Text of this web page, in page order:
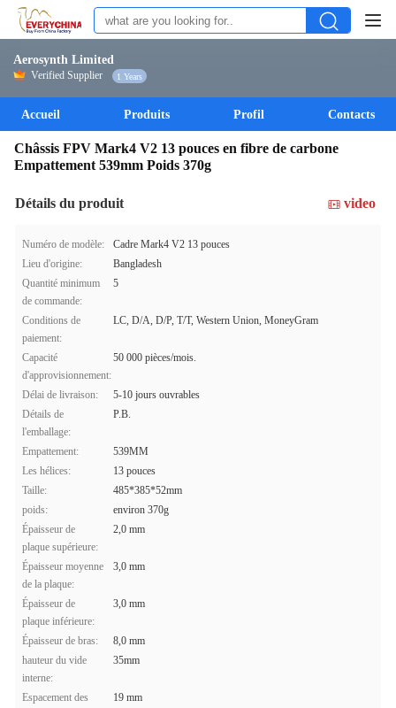
Aerosynth Limited
Verified Supplier 1 Years
Accueil Produits Profil Contacts
Châssis FPV Mark4 V2 13 pouces en fibre de carbone
Empattement 539mm Poids 370g
Détails du produit video
Numéro de modèle:
Cadre Mark4 V2 13 pouces
Lieu d'origine:
Bangladesh
Quantité minimum
de commande:
5
Conditions de
paiement:
LC, D/A, D/P, T/T, Western Union, MoneyGram
Capacité
d'approvisionnement:
50 000 pièces/mois.
Délai de livraison:
5-10 jours ouvrables
Détails de
l'emballage:
P.B.
Empattement:
539MM
Les hélices:
13 pouces
Taille:
485*385*52mm
poids:
environ 370g
Épaisseur de
plaque supérieure:
2,0 mm
Épaisseur moyenne
de la plaque:
3,0 mm
Épaisseur de
plaque inférieure:
3,0 mm
Épaisseur de bras:
8,0 mm
hauteur du vide
interne:
35mm
Espacement des
19 mm